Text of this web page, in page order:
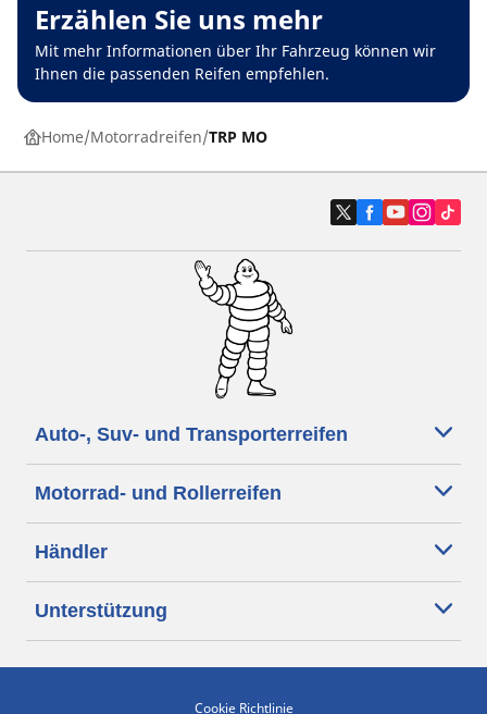
Erzählen Sie uns mehr
Mit mehr Informationen über Ihr Fahrzeug können wir
Ihnen die passenden Reifen empfehlen.
Home Motorradreifen TRP MO
Auto-, Suv- und Transporterreifen
Motorrad- und Rollerreifen
Händler
Unterstützung
Cookie Richtlinie